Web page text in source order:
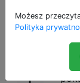
14
W
Możesz
Polityka